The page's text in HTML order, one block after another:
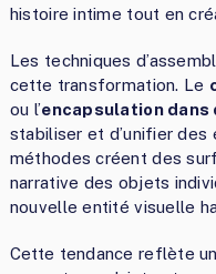
histoire intime tout en
Les techniques
cette transformation. Le
ou l’encapsulation dans
stabiliser et d’unifier des
méthodes créent des
narrative des objets
nouvelle entité visuelle
Cette tendance reflète